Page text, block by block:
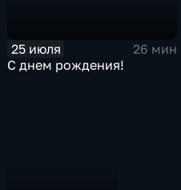
25 июля
26 мин
С днем рождения!